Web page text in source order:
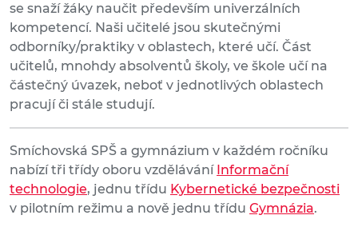
se snaží žáky naučit především univerzálních
kompetencí. Naši učitelé jsou skutečnými
odborníky/praktiky v oblastech, které učí. Část
učitelů, mnohdy absolventů školy, ve škole učí na
částečný úvazek, neboť v jednotlivých oblastech
pracují či stále studují.
Smíchovská SPŠ a gymnázium v každém ročníku
nabízí tři třídy oboru vzdělávání Informační
technologie, jednu třídu Kybernetické bezpečnosti
v pilotním režimu a nově jednu třídu Gymnázia.